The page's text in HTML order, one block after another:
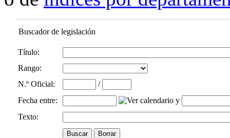
Buscador de legislación
Título:
Rango:
N.º Oficial:
/
Fecha entre:
y
Texto: